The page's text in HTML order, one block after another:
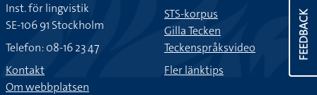
FEEDBACK
Inst. för lingvistik
SE-106 91 Stockholm
Telefon: 08-16 23 47
Kontakt
Om webbplatsen
STS-korpus
Gilla Tecken
Teckenspråksvideo
Fler länktips